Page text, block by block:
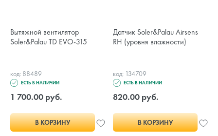
Вытяжной вентилятор
Soler&Palau TD EVO-315
код: 88489
ЕСТЬ В НАЛИЧИИ
1 700.00 руб.
В КОРЗИНУ
Датчик Soler&Palau Airsens
RH (уровня влажности)
код: 134709
ЕСТЬ В НАЛИЧИИ
820.00 руб.
В КОРЗИНУ